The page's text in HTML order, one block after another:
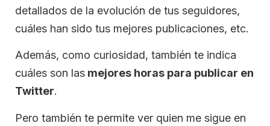
detallados de la evolución de tus seguidores,
cuáles han sido tus mejores publicaciones, etc.
Además, como curiosidad, también te indica
cuáles son las mejores horas para publicar en
Twitter.
Pero también te permite ver quien me sigue en